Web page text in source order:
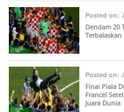
Posted on:
Dendam 20
Terbalaskan
Posted on:
Final Piala
France!
Juara Dunia